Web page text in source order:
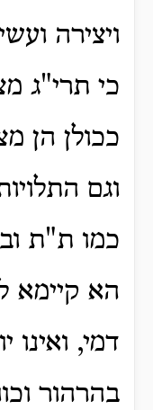
ויצירה
כי תרי"ג
ככולן הן
וגם
כמו ת"ת
הא קיימא
דמי, ואינו
בהרהור